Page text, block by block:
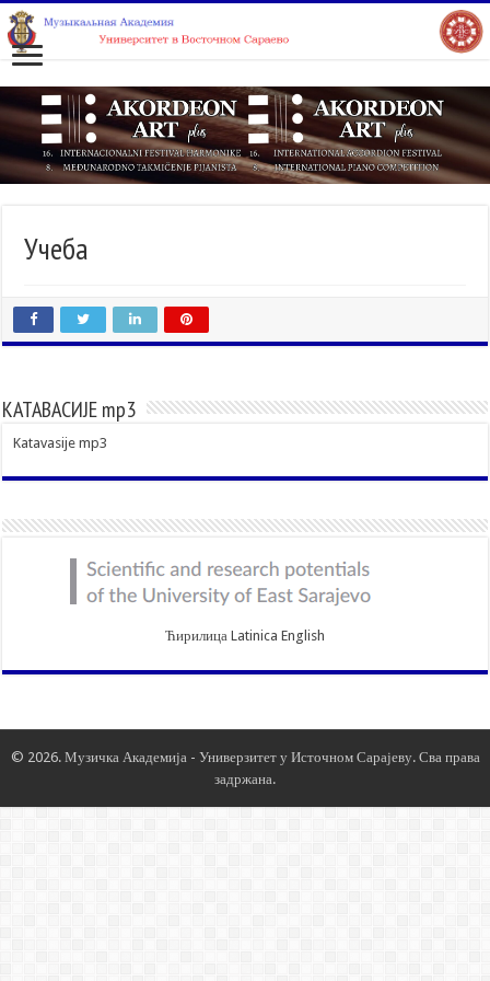
Учеба
КАТАВАСИЈЕ mp3
Katavasije mp3
Ћирилица Latinica English
© 2026. Музичка Академија - Универзитет у Источном Сарајеву. Сва права
задржана.